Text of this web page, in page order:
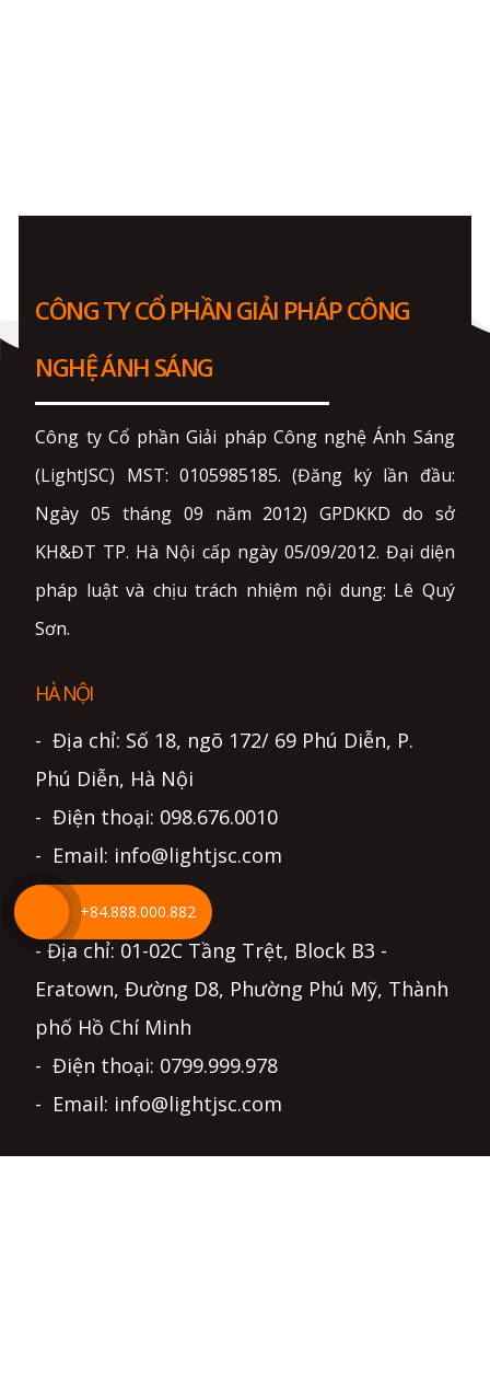
CÔNG TY CỔ PHẦN GIẢI PHÁP CÔNG
NGHỆ ÁNH SÁNG
Công ty Cổ phần Giải pháp Công nghệ Ánh Sáng
(LightJSC) MST: 0105985185. (Đăng ký lần đầu:
Ngày 05 tháng 09 năm 2012) GPDKKD do sở
KH&ĐT TP. Hà Nội cấp ngày 05/09/2012. Đại diện
pháp luật và chịu trách nhiệm nội dung: Lê Quý
Sơn.
HÀ NỘI
- Địa chỉ: Số 18, ngõ 172/ 69 Phú Diễn, P.
Phú Diễn, Hà Nội
- Điện thoại: 098.676.0010
- Email: info@lightjsc.com
TP HỒ CHÍ MINH
- Địa chỉ: 01-02C Tầng Trệt, Block B3 -
Eratown, Đường D8, Phường Phú Mỹ, Thành
phố Hồ Chí Minh
- Điện thoại: 0799.999.978
- Email: info@lightjsc.com
+84.888.000.882